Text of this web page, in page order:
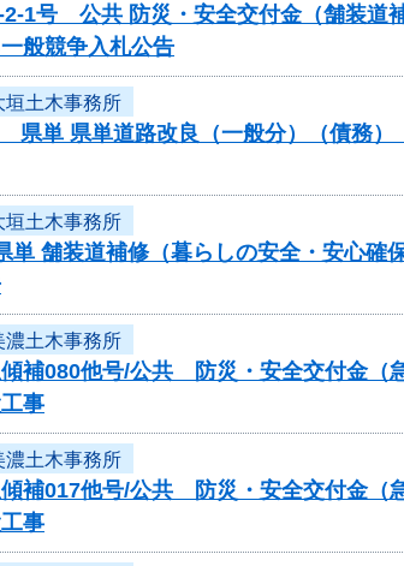
2-1号 公共 防災・安全交付金（舗装道
般競争入札公告
垣土木事務所
県単 県単道路改良（一般分）（債務
垣土木事務所
舗装道補修（暮らしの安全・安心確
濃土木事務所
傾補080他号/公共 防災・安全交付金
事
濃土木事務所
傾補017他号/公共 防災・安全交付金
事